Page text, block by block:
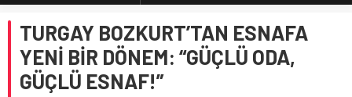
SOSYAL MEDYANIN KÜÇÜK YAŞ BAĞIMLILIĞI
55,0112
ALTIN
6.519,97
TURGAY BOZKURT’TAN ESNAFA
YENİ BİR DÖNEM: “GÜÇLÜ ODA,
GÜÇLÜ ESNAF!”